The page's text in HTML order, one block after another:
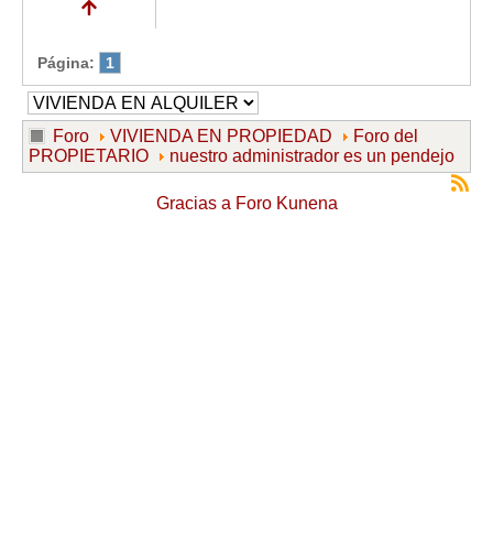
Página: 1
Foro VIVIENDA EN PROPIEDAD
Foro del
PROPIETARIO
nuestro administrador es un pendejo
Gracias a Foro Kunena